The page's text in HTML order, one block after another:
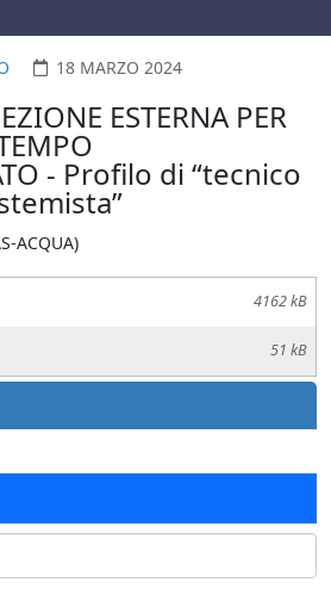
18 MARZO 2024
ESTERNA PER
- Profilo di “tecnico
ACQUA)
4162 kB
51 kB